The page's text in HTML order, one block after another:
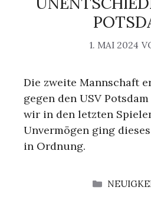
1. MAI 2024
Die zweite Mannschaft
gegen den USV
wir in den letzten
Unvermögen ging
in Ordnung.